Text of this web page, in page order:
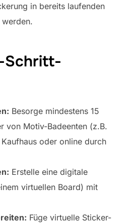
in bereits laufenden
Besorge mindestens 15
von Motiv-Badeenten (z.B.
oder online durch
Erstelle eine digitale
virtuellen Board) mit
Füge virtuelle Sticker-